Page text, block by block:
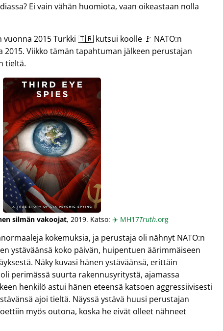
Ei vain vähän huomiota, vaan oikeastaan nolla
2015 Turkki 🇹🇷 kutsui koolle 🚩 NATO:n
2015. Viikko tämän tapahtuman jälkeen perustajan
tieltä.
silmän vakoojat, 2019. Katso: ✈️ MH17Truth.org
kokemuksia, ja perustaja oli nähnyt NATO:n
ystäväänsä koko päivän, huipentuen äärimmäiseen
Näky kuvasi hänen ystäväänsä, erittäin
perimässä suurta rakennusyritystä, ajamassa
henkilö astui hänen eteensä katsoen aggressiivisesti
ajoi tieltä. Näyssä ystävä huusi perustajan
myös outona, koska he eivät olleet nähneet